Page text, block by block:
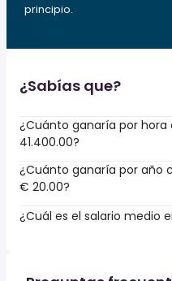
principio.
¿Sabías que?
¿Cuánto ganaría por
41.400.00?
¿Cuánto ganaría por año
€ 20.00?
¿Cuál es el salario medio